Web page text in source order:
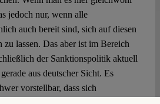
jedoch nur, wenn alle
auch bereit sind, sich auf diesen
zu lassen. Das aber ist im Bereich
der Sanktionspolitik aktuell
aus deutscher Sicht. Es
vorstellbar, dass sich